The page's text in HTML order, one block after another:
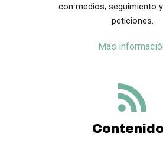
con medios, seguimiento
peticiones.
Más